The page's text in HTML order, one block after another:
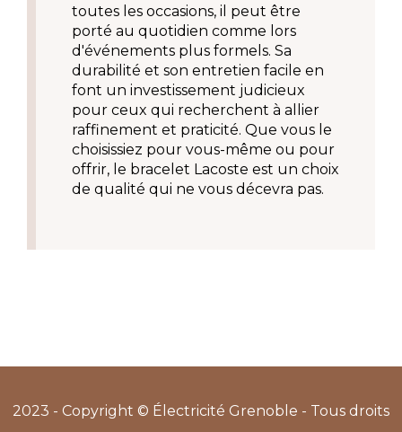
toutes les occasions, il peut être
porté au quotidien comme lors
d'événements plus formels. Sa
durabilité et son entretien facile en
font un investissement judicieux
pour ceux qui recherchent à allier
raffinement et praticité. Que vous le
choisissiez pour vous-même ou pour
offrir, le bracelet Lacoste est un choix
de qualité qui ne vous décevra pas.
2023 - Copyright © Électricité Grenoble - Tous droits